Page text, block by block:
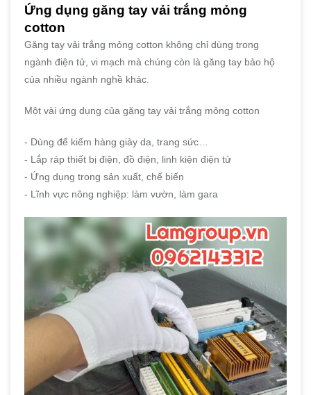
Ứng dụng găng tay vải trắng mỏng
cotton
Găng tay vải trắng mỏng cotton không chỉ dùng trong
ngành điện tử, vi mạch mà chúng còn là găng tay bảo hộ
của nhiều ngành nghề khác.
Một vài ứng dụng của găng tay vải trắng mỏng cotton
- Dùng để kiểm hàng giày da, trang sức…
- Lắp ráp thiết bị điện, đồ điện, linh kiện điện tử
- Ứng dụng trong sản xuất, chế biến
- Lĩnh vực nông nghiệp: làm vườn, làm gara